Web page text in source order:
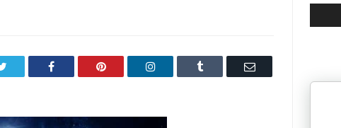
Facebook Pinterest LinkedIn Tumblr Email